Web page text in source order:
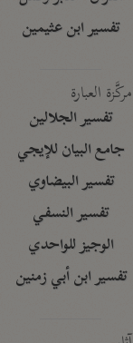
تفسير ابن عثيمين
مركَّزة العبارة
تفسير الجلالين
جامع البيان للإيجي
تفسير البيضاوي
تفسير النسفي
الوجيز للواحدي
تفسير ابن أبي زمنين